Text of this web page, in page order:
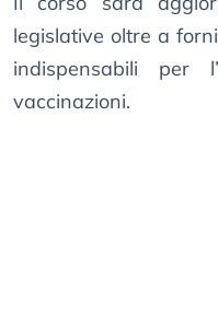
legislative oltre a
indispensabili per
vaccinazioni.